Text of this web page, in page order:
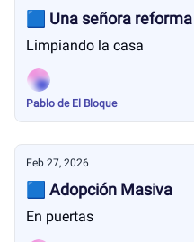
🟦 Una señora reforma
Limpiando la casa
Pablo de El Bloque
Feb 27, 2026
🟦 Adopción Masiva
En puertas